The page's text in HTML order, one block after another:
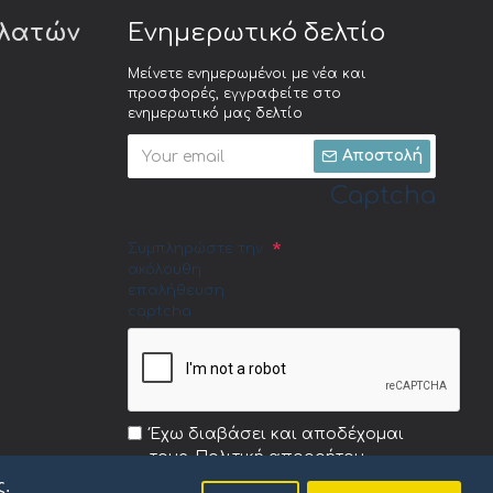
Ενημερωτικό δελτίο
Μείνετε ενημερωμένοι με νέα και
προσφορές, εγγραφείτε στο
ενημερωτικό μας δελτίο
Αποστολή
Captcha
Συμπληρώστε την
ακόλουθη
επαλήθευση
captcha
Έχω διαβάσει και αποδέχομαι
τους Πολιτική απορρήτου